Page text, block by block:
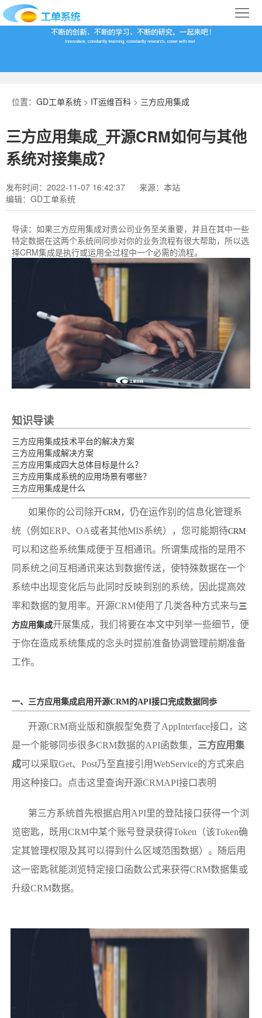
首
百
下
们
导
位置： GD工单系统 > IT运维百科 > 三方应用集成
三方应用集成_开源CRM如何与其他
系统对接集成？
发布时间：2022-11-07 16:42:37
来源：本站
编辑：GD工单系统
导读： 如果三方应用集成对贵公司业务至关重要，并且在其中一些
特定数据在这两个系统间同歩对你的业务流程有很大帮助，所以选
择CRM集成是执行或运用全过程中一个必需的流程。
知识导读
三方应用集成技术平台的解决方案
三方应用集成解决方案
三方应用集成四大总体目标是什么？
三方应用集成系统的应用场景有哪些？
三方应用集成是什么
如果你的公司除开CRM ，仍在运作别的信息化管理系
统（例如ERP、OA或者其他MIS系统），您可能期待CRM
可以和这些系统集成便于互相通讯。所谓集成指的是用不
同系统之间互相通讯来达到数据传送，使特殊数据在一个
系统中出现变化后与此同时反映到别的系统，因此提高效
率和数据的复用率。开源CRM使用了几类各种方式来与三
方应用集成开展集成，我们将要在本文中列举一些细节，便
于你在造成系统集成的念头时提前准备协调管理前期准备
工作。
一、三方应用集成启用开源CRM的API接口完成数据同歩
开源CRM商业版和旗舰型免费了AppInterface接口，这
是一个能够同歩很多CRM数据的API函数集， 三方应用集
成可以采取Get、Post乃至直接引用WebService的方式来启
用这种接口。点击这里查询开源CRMAPI接口表明
第三方系统首先根据启用API里的登陆接口获得一个浏
览密匙，既用CRM中某个账号登录获得Token（该Token确
定其管理权限及其可以得到什么区域范围数据）。随后用
这一密匙就能浏览特定接口函数公式来获得CRM数据集或
升级CRM数据。